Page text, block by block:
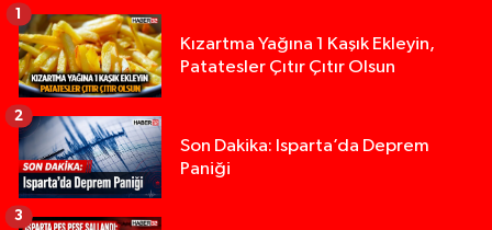
Kızartma Yağına 1 Kaşık Ekleyin,
Patatesler Çıtır Çıtır Olsun
1
Son Dakika: Isparta’da Deprem
Paniği
2
3